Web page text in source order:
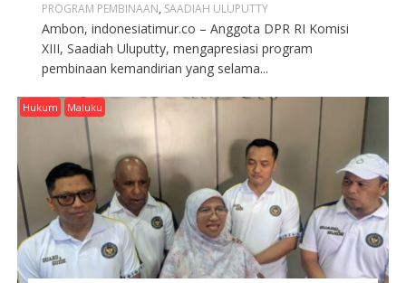
PROGRAM PEMBINAAN, SAADIAH ULUPUTTY
Ambon, indonesiatimur.co – Anggota DPR RI Komisi
XIII, Saadiah Uluputty, mengapresiasi program
pembinaan kemandirian yang selama...
Hukum Maluku